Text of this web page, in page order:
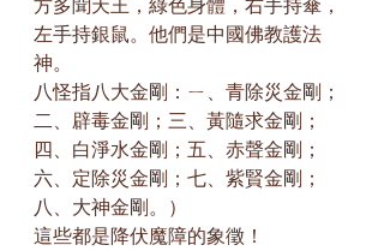
左手持銀鼠。他們是中國佛教護法
神。
八怪指八大金剛：ㄧ、青除災金剛；
二、辟毒金剛；三、黃隨求金剛；
四、白淨水金剛；五、赤聲金剛；
六、定除災金剛；七、紫賢金剛；
八、大神金剛。）
這些都是降伏魔障的象徵！